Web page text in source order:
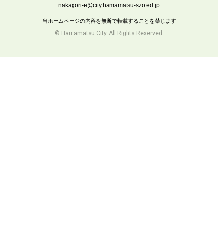
nakagori-e@city.hamamatsu-szo.ed.jp
当ホームページの内容を無断で転載することを禁じます
© Hamamatsu City. All Rights Reserved.